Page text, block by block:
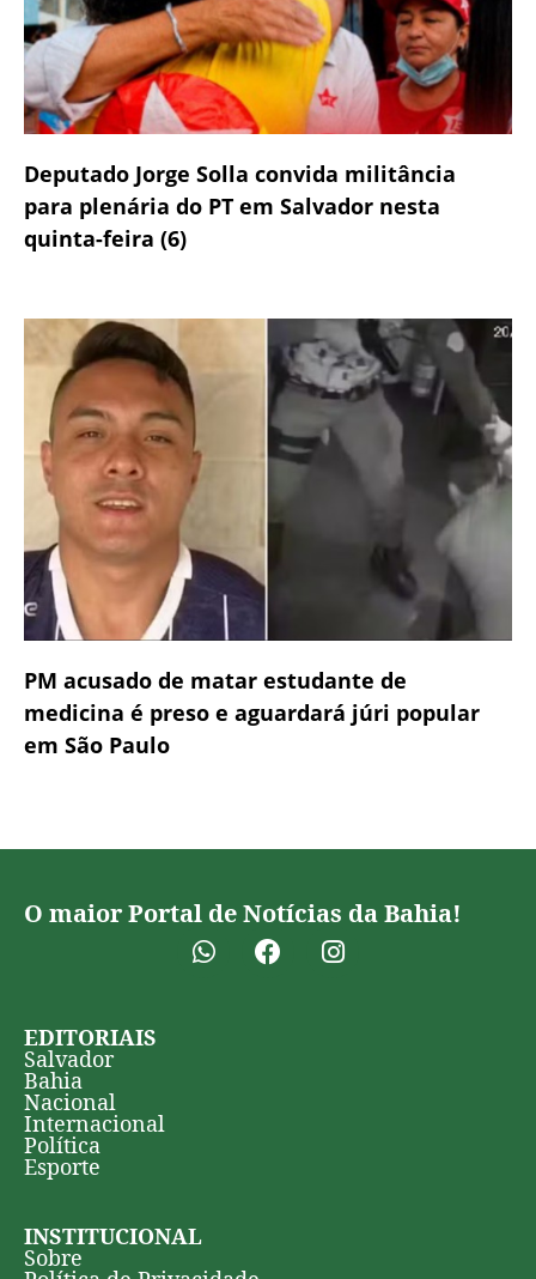
Deputado Jorge Solla convida militância
para plenária do PT em Salvador nesta
quinta-feira (6)
PM acusado de matar estudante de
medicina é preso e aguardará júri popular
em São Paulo
O maior Portal de Notícias da Bahia!
EDITORIAIS
Salvador
Bahia
Nacional
Internacional
Política
Esporte
INSTITUCIONAL
Sobre